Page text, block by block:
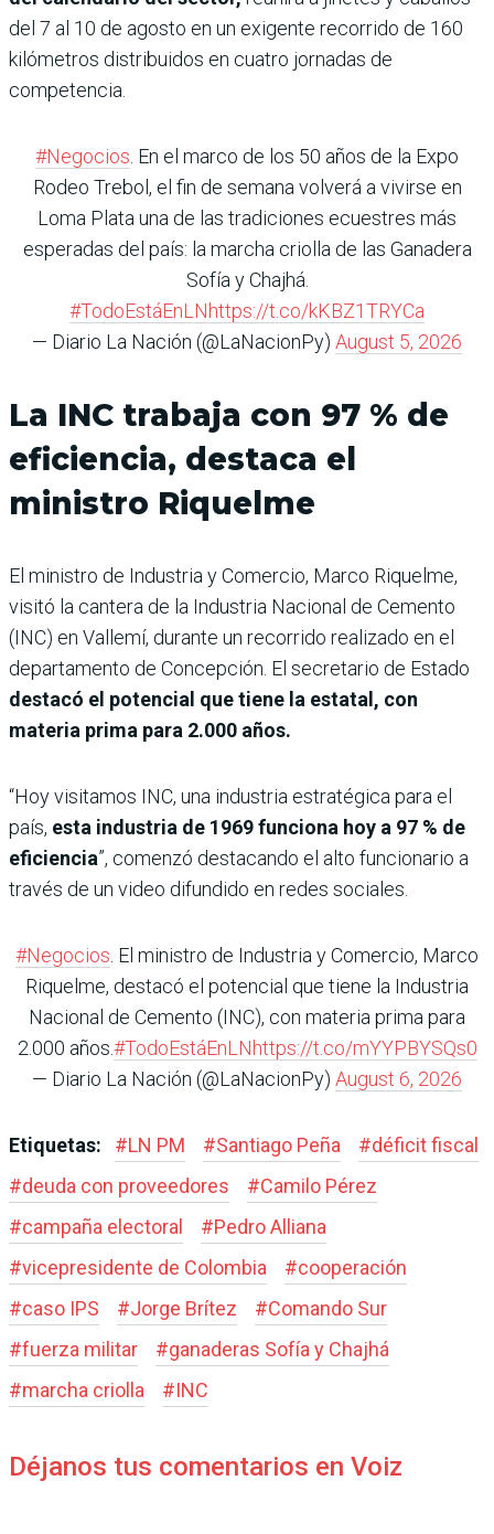
del 7 al 10 de agosto en un exigente recorrido de 160
kilómetros distribuidos en cuatro jornadas de
competencia.
#Negocios. En el marco de los 50 años de la Expo
Rodeo Trebol, el fin de semana volverá a vivirse en
Loma Plata una de las tradiciones ecuestres más
esperadas del país: la marcha criolla de las Ganadera
Sofía y Chajhá.
#TodoEstáEnLNhttps://t.co/kKBZ1TRYCa
— Diario La Nación (@LaNacionPy) August 5, 2026
La INC trabaja con 97 % de
eficiencia, destaca el
ministro Riquelme
El ministro de Industria y Comercio, Marco Riquelme,
visitó la cantera de la Industria Nacional de Cemento
(INC) en Vallemí, durante un recorrido realizado en el
departamento de Concepción. El secretario de Estado
destacó el potencial que tiene la estatal, con
materia prima para 2.000 años.
“Hoy visitamos INC, una industria estratégica para el
país, esta industria de 1969 funciona hoy a 97 % de
eficiencia”, comenzó destacando el alto funcionario a
través de un video difundido en redes sociales.
#Negocios. El ministro de Industria y Comercio, Marco
Riquelme, destacó el potencial que tiene la Industria
Nacional de Cemento (INC), con materia prima para
2.000 años.#TodoEstáEnLNhttps://t.co/mYYPBYSQs0
— Diario La Nación (@LaNacionPy) August 6, 2026
Etiquetas: #LN PM #Santiago Peña #déficit fiscal
#deuda con proveedores #Camilo Pérez
#campaña electoral #Pedro Alliana
#vicepresidente de Colombia #cooperación
#caso IPS #Jorge Brítez #Comando Sur
#fuerza militar #ganaderas Sofía y Chajhá
#marcha criolla #INC
Déjanos tus comentarios en Voiz